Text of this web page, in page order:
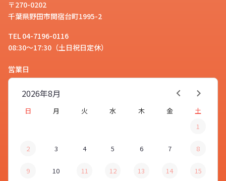
〒270-0202
千葉県野田市関宿台町1995-2
TEL 04-7196-0116
08:30～17:30（土日祝日定休）
営業日
8月
2026年
日 月 火 水 木 金
土
1
2 3 4 5 6 7 8
9 10 11 12 13 14 15